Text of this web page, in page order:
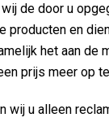
de door u
producten en
het aan de
prijs meer op
wij u alleen